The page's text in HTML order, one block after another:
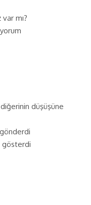
mı?
düşüşüne
gösterdi